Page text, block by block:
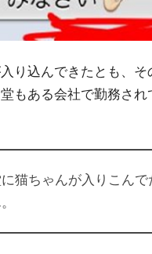
り込んできたとも、そ
もある会社で勤務され
猫ちゃんが入りこんで